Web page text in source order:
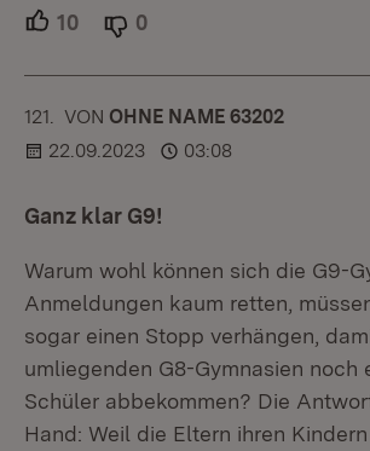
10 Unterstützer.
0
121. KOMMENTAR
VON :OHNE NAME 63202
22.09.2023
03:08
Ganz klar G9!
Warum wohl können sich die G9-
Anmeldungen kaum retten,
sogar einen Stopp verhängen,
umliegenden G8-Gymnasien noch
Schüler abbekommen? Die
Hand: Weil die Eltern ihren